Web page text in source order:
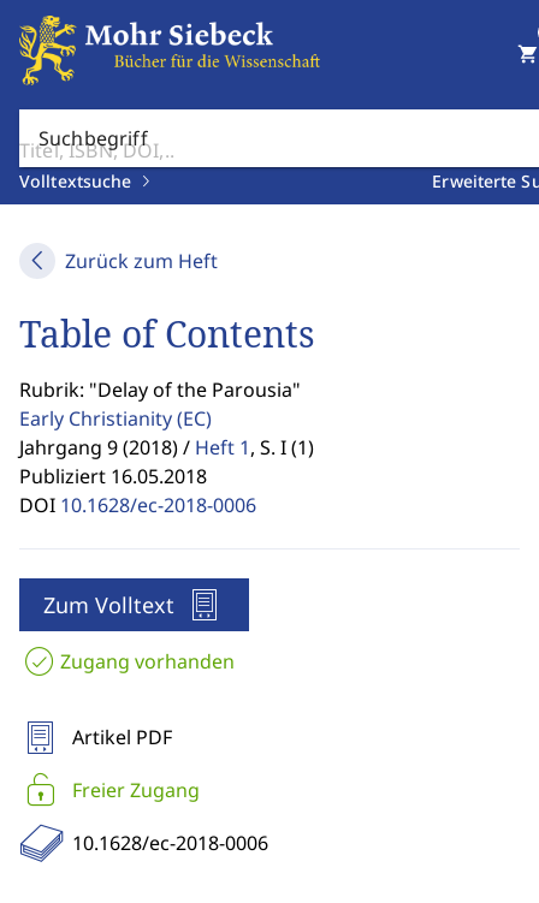
Suchbegriff
Volltextsuche Erweiterte
shopping_cart
Zurück zum Heft
Table of Contents
Rubrik: "Delay of the Parousia"
Early Christianity(EC)
Jahrgang 9 (2018) / Heft 1, S. I (1)
Publiziert 16.05.2018
DOI 10.1628/ec-2018-0006
Zum Volltext
Zugang vorhanden
Artikel PDF
Freier Zugang
10.1628/ec-2018-0006